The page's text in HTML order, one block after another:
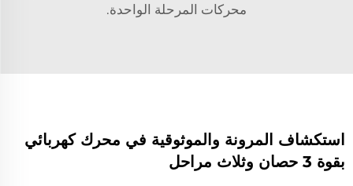
محركات المرحلة الواحدة.
استكشاف المرونة والموثوقية في محرك كهربائي
بقوة 3 حصان وثلاث مراحل